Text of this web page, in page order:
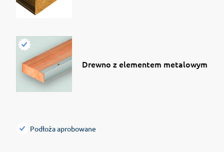
Drewno z elementem metalowym
Podłoża aprobowane